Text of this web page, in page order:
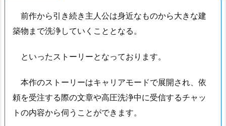
前作から引き続き主人公は身近なものから大きな建
築物まで洗浄していくこととなる。
といったストーリーとなっております。
本作のストーリーはキャリアモードで展開され、依
頼を受注する際の文章や高圧洗浄中に受信するチャッ
トの内容から伺うことができます。